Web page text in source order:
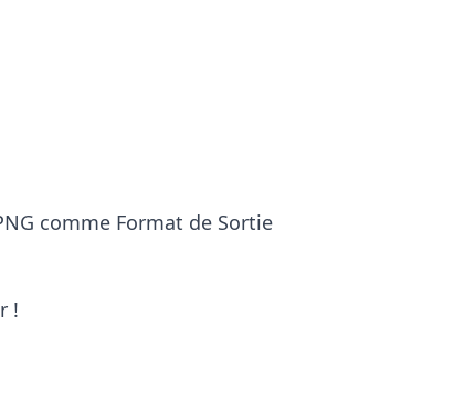
comme Format de Sortie
!